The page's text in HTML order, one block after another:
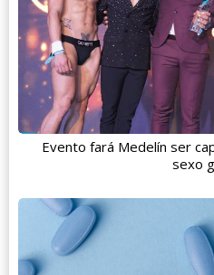
Evento fará Medelín ser
sexo